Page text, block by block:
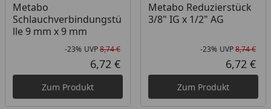
Metabo
Schlauchverbindungstü
lle 9 mm x 9 mm
Rabatt in Prozent
-23%
Ursprünglicher Preis
UVP8,74 €
Aktueller Preis
6,72 €
Zum Produkt
Metabo Reduzierstück
3/8" IG x 1/2" AG
-23% UVP8,74 €
6,72 €
Zum Produkt